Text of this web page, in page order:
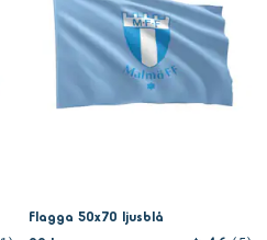
Flagga 50x70 ljusblå